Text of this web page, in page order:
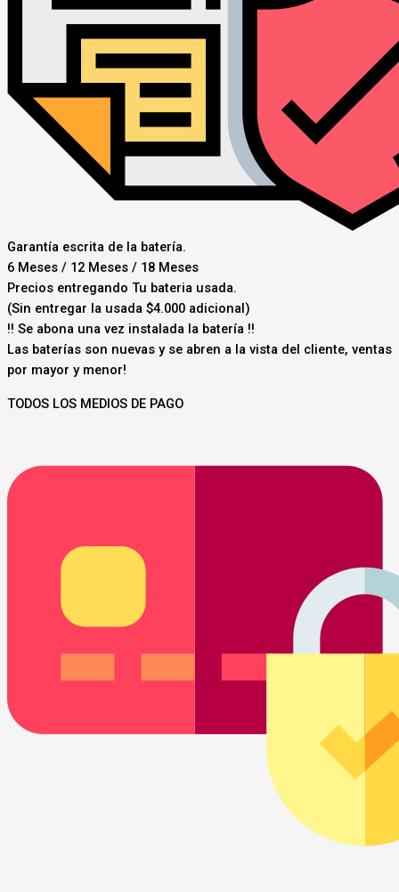
Garantía escrita de la batería.
6 Meses / 12 Meses / 18 Meses
Precios entregando Tu bateria usada.
(Sin entregar la usada $4.000 adicional)
‼️ Se abona una vez instalada la batería ‼️
Las baterías son nuevas y se abren a la vista del cliente, ventas
por mayor y menor!
TODOS LOS MEDIOS DE PAGO